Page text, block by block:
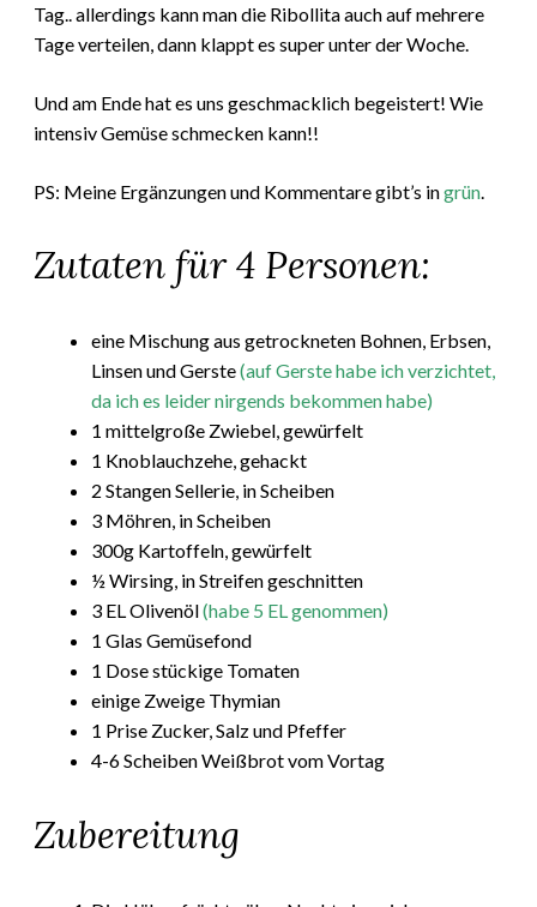
Tag.. allerdings kann man die Ribollita auch auf mehrere
Tage verteilen, dann klappt es super unter der Woche.
Und am Ende hat es uns geschmacklich begeistert! Wie
intensiv Gemüse schmecken kann!!
PS: Meine Ergänzungen und Kommentare gibt’s ingrün.
Zutaten für 4 Personen:
eine Mischung aus getrockneten Bohnen, Erbsen,
Linsen und Gerste(auf Gerste habe ich verzichtet,
da ich es leider nirgends bekommen habe)
1 mittelgroße Zwiebel, gewürfelt
1 Knoblauchzehe, gehackt
2 Stangen Sellerie, in Scheiben
3 Möhren, in Scheiben
300g Kartoffeln, gewürfelt
½ Wirsing, in Streifen geschnitten
3 EL Olivenöl(habe 5 EL genommen)
1 Glas Gemüsefond
1 Dose stückige Tomaten
einige Zweige Thymian
1 Prise Zucker, Salz und Pfeffer
4-6 Scheiben Weißbrot vom Vortag
Zubereitung